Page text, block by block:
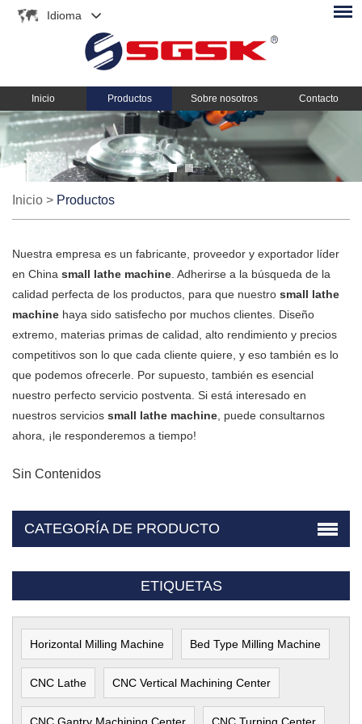
Idioma
Inicio Productos Sobre nosotros Contacto
Inicio > Productos
Nuestra empresa es un fabricante, proveedor y exportador líder
en China small lathe machine . Adherirse a la búsqueda de la
calidad perfecta de los productos, para que nuestro small lathe
machine haya sido satisfecho por muchos clientes. Diseño
extremo, materias primas de calidad, alto rendimiento y precios
competitivos son lo que cada cliente quiere, y eso también es lo
que podemos ofrecerle. Por supuesto, también es esencial
nuestro perfecto servicio postventa. Si está interesado en
nuestros servicios small lathe machine , puede consultarnos
ahora, ¡le responderemos a tiempo!
Sin Contenidos
CATEGORÍA DE PRODUCTO
ETIQUETAS
Horizontal Milling Machine Bed Type Milling Machine
CNC Lathe CNC Vertical Machining Center
CNC Gantry Machining Center CNC Turning Center